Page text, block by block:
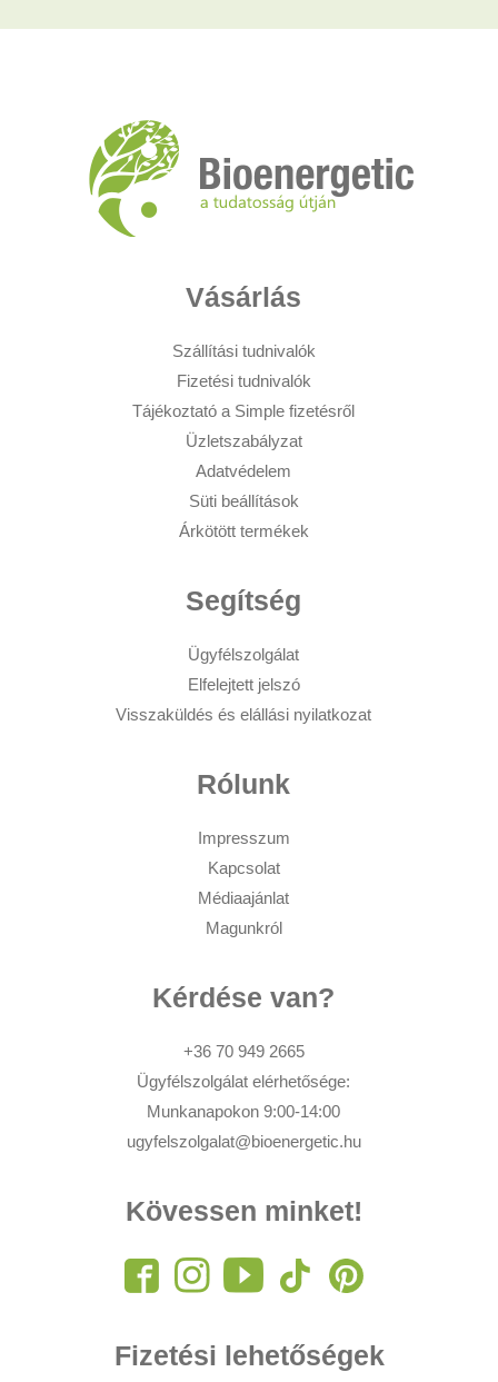
Vásárlás
Szállítási tudnivalók
Fizetési tudnivalók
Tájékoztató a Simple fizetésről
Üzletszabályzat
Adatvédelem
Süti beállítások
Árkötött termékek
Segítség
Ügyfélszolgálat
Elfelejtett jelszó
Visszaküldés és elállási nyilatkozat
Rólunk
Impresszum
Kapcsolat
Médiaajánlat
Magunkról
Kérdése van?
+36 70 949 2665
Ügyfélszolgálat elérhetősége:
Munkanapokon 9:00-14:00
ugyfelszolgalat@bioenergetic.hu
Kövessen minket!
Fizetési lehetőségek